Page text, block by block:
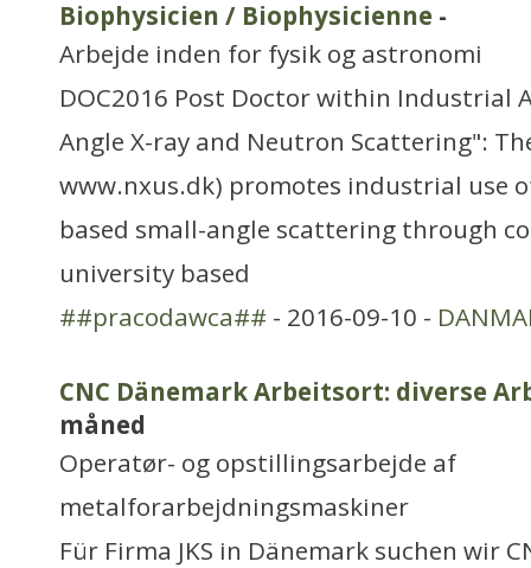
Biophysicien / Biophysicienne -
Arbejde inden for fysik og astronomi
DOC2016 Post Doctor within Industrial
Angle X-ray and Neutron Scattering":
www.nxus.dk) promotes industrial use
based small-angle scattering through
university based
##pracodawca## - 2016-09-10 -
CNC Dänemark Arbeitsort: diverse
måned
Operatør- og opstillingsarbejde af
metalforarbejdningsmaskiner
Für Firma JKS in Dänemark suchen wir